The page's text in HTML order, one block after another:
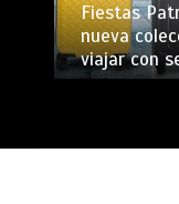
Fiestas
nueva
viajar con